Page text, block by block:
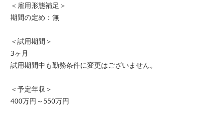
＜雇用形態補足＞
期間の定め：無
＜試用期間＞
3ヶ月
試用期間中も勤務条件に変更はございません。
＜予定年収＞
400万円～550万円